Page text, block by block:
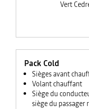
Vert
Pack Cold
Sièges avant
Volant chauffant
Siège du
siège du